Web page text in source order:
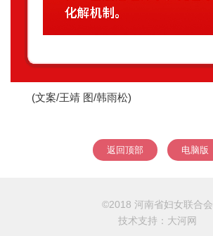
(文案/王靖 图/韩雨松)
返回顶部 电脑版
©2018 河南省妇女联合会
技术支持： 大河网